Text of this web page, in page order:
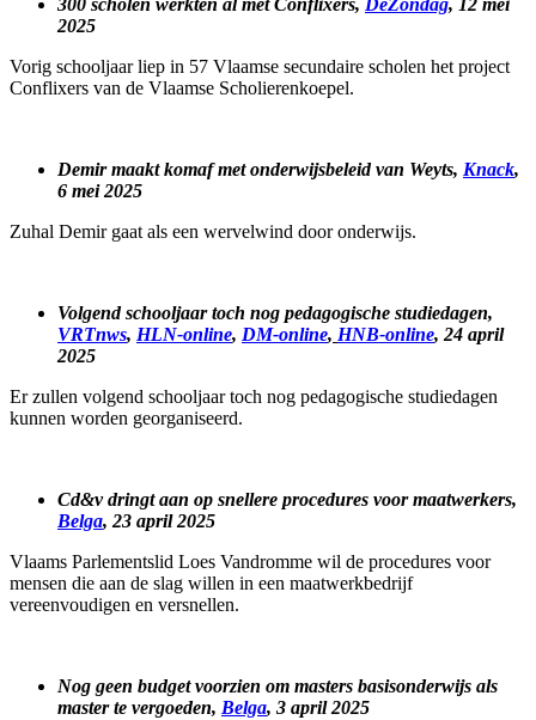
2025
Vorig schooljaar liep in 57 Vlaamse secundaire scholen het project
Conflixers van de Vlaamse Scholierenkoepel.
Demir maakt komaf met onderwijsbeleid van Weyts, Knack,
6 mei 2025
Zuhal Demir gaat als een wervelwind door onderwijs.
Volgend schooljaar toch nog pedagogische studiedagen,
VRTnws, HLN-online, DM-online, HNB-online, 24 april
2025
Er zullen volgend schooljaar toch nog pedagogische studiedagen
kunnen worden georganiseerd.
Cd&v dringt aan op snellere procedures voor maatwerkers,
Belga, 23 april 2025
Vlaams Parlementslid Loes Vandromme wil de procedures voor
mensen die aan de slag willen in een maatwerkbedrijf
vereenvoudigen en versnellen.
Nog geen budget voorzien om masters basisonderwijs als
master te vergoeden, Belga, 3 april 2025